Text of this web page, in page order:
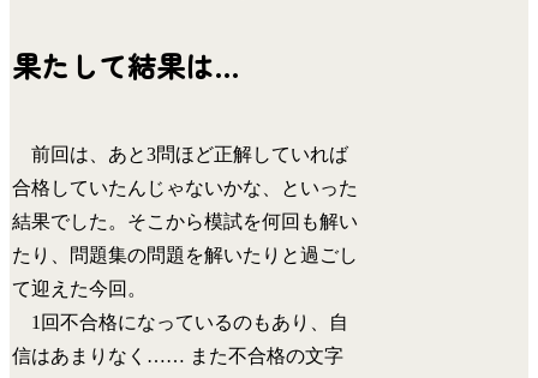
果たして結果は…
前回は、あと3問ほど正解していれば
合格していたんじゃないかな、といった
結果でした。そこから模試を何回も解い
たり、問題集の問題を解いたりと過ごし
て迎えた今回。
1回不合格になっているのもあり、自
信はあまりなく…… また不合格の文字